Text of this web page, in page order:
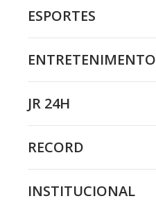
ESPORTES
ENTRETENIMENTO
JR 24H
RECORD
INSTITUCIONAL